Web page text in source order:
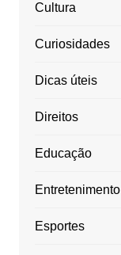
Cultura
Curiosidades
Dicas úteis
Direitos
Educação
Entretenimento
Esportes